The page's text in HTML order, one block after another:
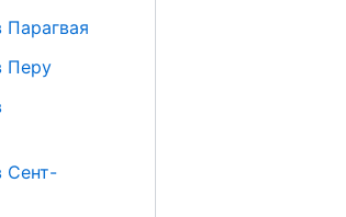
Парагвая
Перу
Сент-